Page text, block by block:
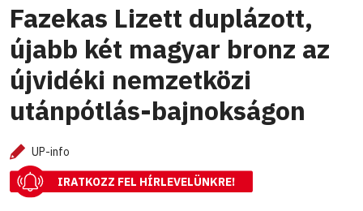
Fazekas Lizett duplázott,
újabb két magyar bronz az
újvidéki nemzetközi
utánpótlás-bajnokságon
UP-info
IRATKOZZ FEL HÍRLEVELÜNKRE!